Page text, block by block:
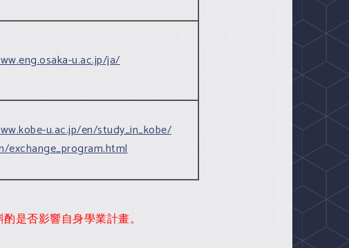
u.ac.jp/ja/
u.ac.jp/en/study_in_kobe/
exchange_program.html
是否影響自身學業計畫。